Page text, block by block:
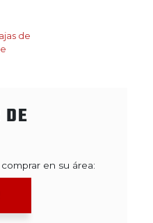
de
en su área: